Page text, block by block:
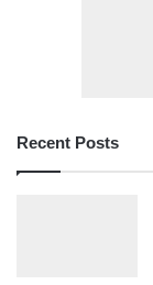
Recent Posts